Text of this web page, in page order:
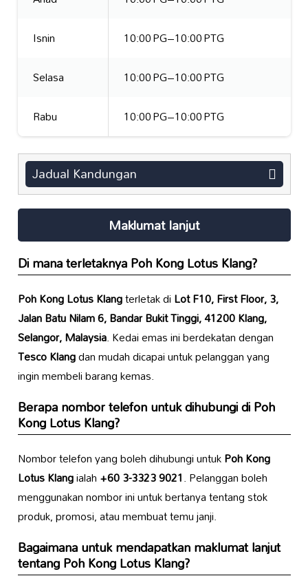
Isnin
10:00 PG–10:00 PTG
Selasa
10:00 PG–10:00 PTG
Rabu
10:00 PG–10:00 PTG
Jadual Kandungan
Maklumat lanjut
Di mana terletaknyaPoh Kong Lotus Klang?
Poh Kong Lotus Klangterletak diLot F10, First Floor, 3,
Jalan Batu Nilam 6, Bandar Bukit Tinggi, 41200 Klang,
Selangor, Malaysia. Kedai emas ini berdekatan dengan
Tesco Klangdan mudah dicapai untuk pelanggan yang
ingin membeli barang kemas.
Berapa nombor telefon untuk dihubungi diPoh
Kong Lotus Klang?
Nombor telefon yang boleh dihubungi untukPoh Kong
Lotus Klangialah+60 3-3323 9021. Pelanggan boleh
menggunakan nombor ini untuk bertanya tentang stok
produk, promosi, atau membuat temu janji.
Bagaimana untuk mendapatkan maklumat lanjut
tentangPoh Kong Lotus Klang?